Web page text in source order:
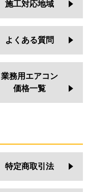
施工対応地域
よくある質問
業務用エアコン
価格一覧
特定商取引法